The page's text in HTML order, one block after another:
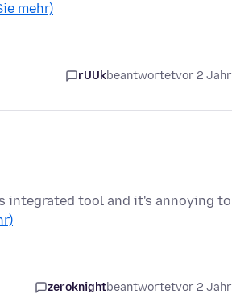
mehr)
rUUkbeantwortetvor 2
integrated tool and it's annoying to
zeroknightbeantwortetvor 2